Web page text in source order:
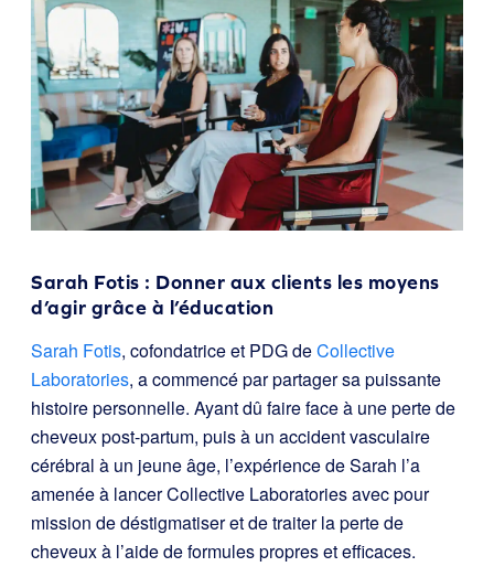
Sarah Fotis : Donner aux clients les moyens
d’agir grâce à l’éducation
Sarah Fotis, cofondatrice et PDG deCollective
Laboratories, a commencé par partager sa puissante
histoire personnelle. Ayant dû faire face à une perte de
cheveux post-partum, puis à un accident vasculaire
cérébral à un jeune âge, l’expérience de Sarah l’a
amenée à lancer Collective Laboratories avec pour
mission de déstigmatiser et de traiter la perte de
cheveux à l’aide de formules propres et efficaces.